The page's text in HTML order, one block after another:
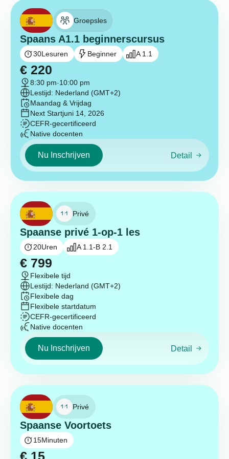
Groepsles
Spaans A1.1 beginnerscursus
30Lesuren Beginner A 1.1
€ 220
8:30 pm-10:00 pm
Lestijd: Nederland (GMT+2)
Maandag & Vrijdag
Next Startjuni 14, 2026
CEFR-gecertificeerd
Native docenten
Nu Inschrijven Detail
Privé
Spaanse privé 1-op-1 les
20Uren A 1.1-B 2.1
€ 799
Flexibele tijd
Lestijd: Nederland (GMT+2)
Flexibele dag
Flexibele startdatum
CEFR-gecertificeerd
Native docenten
Nu Inschrijven Detail
Privé
Spaanse Voortoets
15Minuten
€ 15